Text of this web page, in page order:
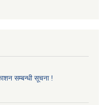
सम्बन्धी सूचना !